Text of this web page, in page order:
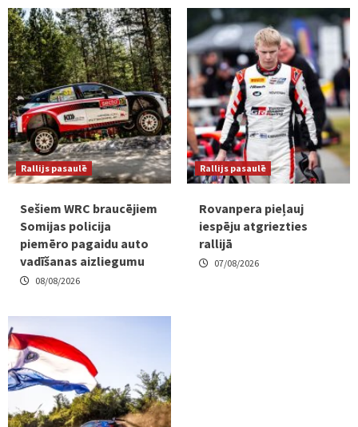
Rallijs pasaulē
Sešiem WRC braucējiem
Somijas policija
piemēro pagaidu auto
vadīšanas aizliegumu
08/08/2026
Rallijs pasaulē
Rovanpera pieļauj
iespēju atgriezties
rallijā
07/08/2026